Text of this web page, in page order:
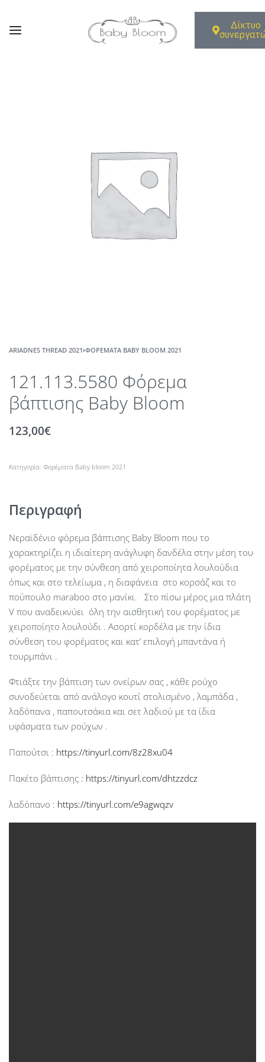
Δίκτυο
ARIADNES THREAD 2021›ΦΟΡΈΜΑΤΑ BABY BLOOM 2021
121.113.5580 Φόρεμα
βάπτισης Baby Bloom
123,00€
Κατηγορία: Φορέματα Baby bloom 2021
Περιγραφή
Νεραϊδένιο φόρεμα βάπτισης Baby Bloom που το
χαρακτηρίζει η ιδιαίτερη ανάγλυφη δανδέλα στην μέση του
φορέματος με την σύνθεση από χειροποίητα λουλούδια
όπως και στο τελείωμα , η διαφάνεια στο κορσάζ και το
πούπουλο maraboo στο μανίκι. Στο πίσω μέρος μια πλάτη
V που αναδεικνύει όλη την αισθητική του φορέματος με
χειροποίητο λουλούδι . Ασορτί κορδέλα με την ίδια
σύνθεση του φορέματος και κατ’ επιλογή μπαντάνα ή
τουρμπάνι .
Φτιάξτε την βάπτιση των ονείρων σας , κάθε ρούχο
συνοδεύεται από ανάλογο κουτί στολισμένο , λαμπάδα ,
λαδόπανα , παπουτσάκια και σετ λαδιού με τα ίδια
υφάσματα των ρούχων .
Παπούτσι : https://tinyurl.com/8z28xu04
Πακέτο βάπτισης : https://tinyurl.com/dhtzzdcz
λαδόπανο : https://tinyurl.com/e9agwqzv